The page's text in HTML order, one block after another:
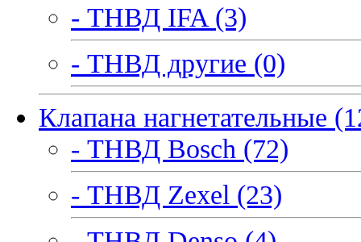
- ТНВД IFA (3)
- ТНВД другие (0)
Клапана нагнетательные
- ТНВД Bosch (72)
- ТНВД Zexel (23)